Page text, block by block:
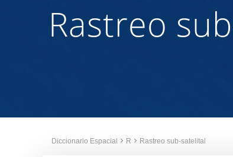
Rastreo
Diccionario Espacial R Rastreo sub-satelital